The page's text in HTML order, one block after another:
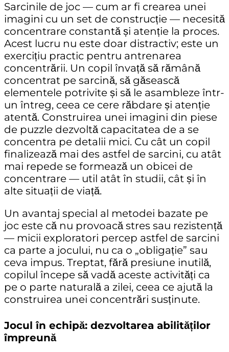
Sarcinile de joc — cum ar fi crearea unei
imagini cu un set de construcție — necesită
concentrare constantă și atenție la proces.
Acest lucru nu este doar distractiv; este un
exercițiu practic pentru antrenarea
concentrării. Un copil învață să rămână
concentrat pe sarcină, să găsească
elementele potrivite și să le asambleze într-
un întreg, ceea ce cere răbdare și atenție
atentă. Construirea unei imagini din piese
de puzzle dezvoltă capacitatea de a se
concentra pe detalii mici. Cu cât un copil
finalizează mai des astfel de sarcini, cu atât
mai repede se formează un obicei de
concentrare — util atât în studii, cât și în
alte situații de viață.
Un avantaj special al metodei bazate pe
joc este că nu provoacă stres sau rezistență
— micii exploratori percep astfel de sarcini
ca parte a jocului, nu ca o „obligație” sau
ceva impus. Treptat, fără presiune inutilă,
copilul începe să vadă aceste activități ca
pe o parte naturală a zilei, ceea ce ajută la
construirea unei concentrări susținute.
Jocul în echipă: dezvoltarea abilităților
împreună